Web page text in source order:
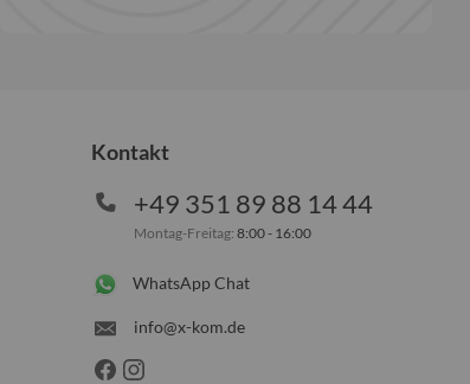
Kontakt
+49 351 89 88 14 44
Montag-Freitag: 8:00 - 16:00
WhatsApp Chat
info@x-kom.de